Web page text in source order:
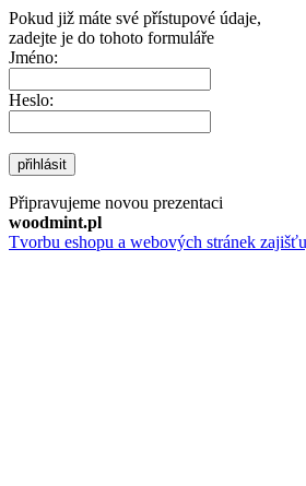
Pokud již máte své přístupové údaje,
zadejte je do tohoto formuláře
Jméno:
Heslo:
přihlásit
Připravujeme novou prezentaci
woodmint.pl
Tvorbu eshopu a webových stránek